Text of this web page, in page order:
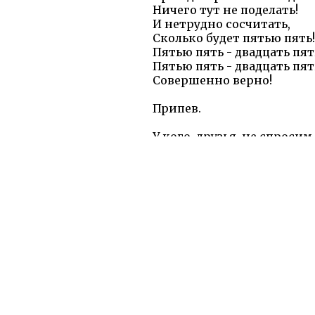
Ничего тут не поделать!
И нетрудно сосчитать,
Сколько будет пятью пять!
Пятью пять - двадцать
Пятью пять - двадцать
Совершенно верно!
Припев.
У кого, друзья, не спросим,